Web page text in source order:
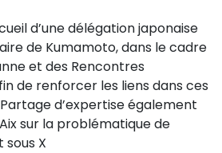
d’une délégation japonaise
de Kumamoto, dans le cadre
et des Rencontres
de renforcer les liens dans ces
d’expertise également
sur la problématique de
X